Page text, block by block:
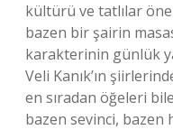
kültürü ve tatlılar
bazen bir şairin
karakterinin günlük
Veli Kanık’ın
en sıradan öğeleri
bazen sevinci, bazen